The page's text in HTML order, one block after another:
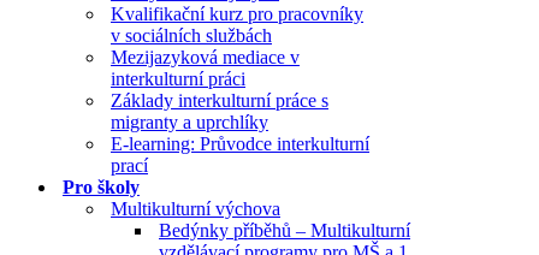
Kvalifikační kurz pro pracovníky
v sociálních službách
Mezijazyková mediace v
interkulturní práci
Základy interkulturní práce s
migranty a uprchlíky
E-learning: Průvodce interkulturní
prací
Pro školy
Multikulturní výchova
Bedýnky příběhů – Multikulturní